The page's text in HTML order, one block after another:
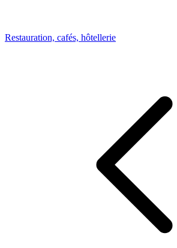
Restauration, cafés, hôtellerie